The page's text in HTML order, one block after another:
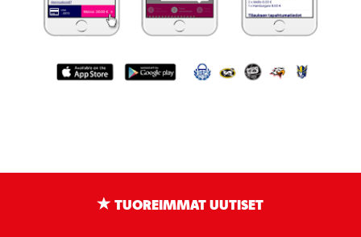
TUOREIMMAT UUTISET